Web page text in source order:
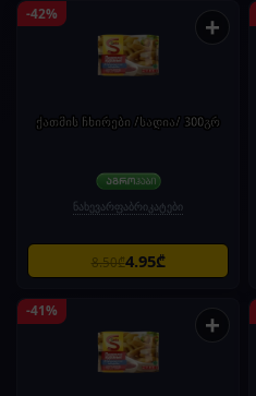
-42% +
ქათმის ჩხირები /სადია/ 300გრ
ნახევარფაბრიკატები
8.50₾4.95₾
-41% +